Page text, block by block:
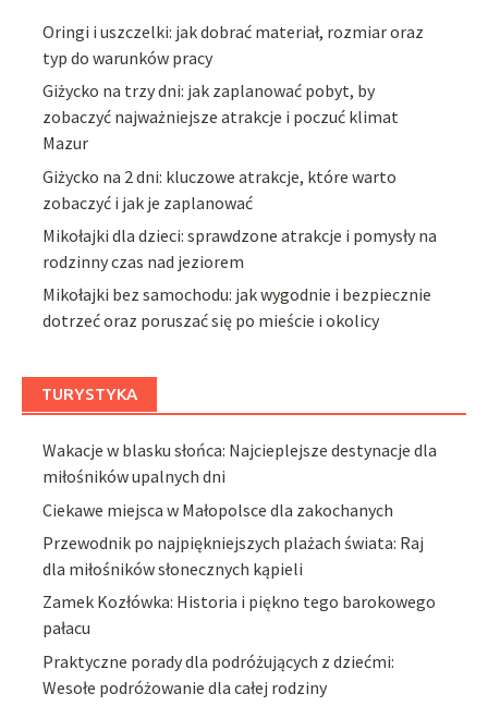
Oringi i uszczelki: jak dobrać materiał, rozmiar oraz
typ do warunków pracy
Giżycko na trzy dni: jak zaplanować pobyt, by
zobaczyć najważniejsze atrakcje i poczuć klimat
Mazur
Giżycko na 2 dni: kluczowe atrakcje, które warto
zobaczyć i jak je zaplanować
Mikołajki dla dzieci: sprawdzone atrakcje i pomysły na
rodzinny czas nad jeziorem
Mikołajki bez samochodu: jak wygodnie i bezpiecznie
dotrzeć oraz poruszać się po mieście i okolicy
TURYSTYKA
Wakacje w blasku słońca: Najcieplejsze destynacje dla
miłośników upalnych dni
Ciekawe miejsca w Małopolsce dla zakochanych
Przewodnik po najpiękniejszych plażach świata: Raj
dla miłośników słonecznych kąpieli
Zamek Kozłówka: Historia i piękno tego barokowego
pałacu
Praktyczne porady dla podróżujących z dziećmi:
Wesołe podróżowanie dla całej rodziny